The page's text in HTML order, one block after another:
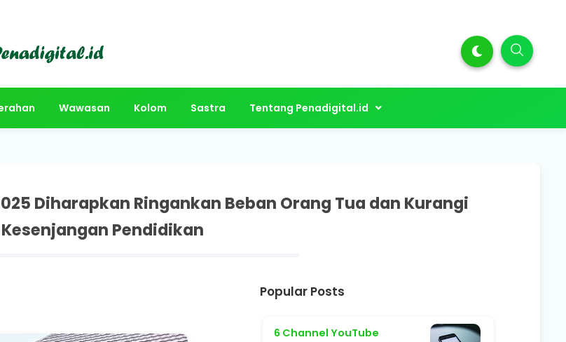
Wawasan Kolom Sastra Tentang Penadigital.id
Diharapkan Ringankan Beban Orang Tua dan Kurangi
Kesenjangan Pendidikan
Popular Posts
6 Channel YouTube